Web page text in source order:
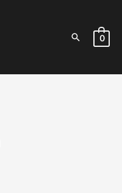
Buscar
0